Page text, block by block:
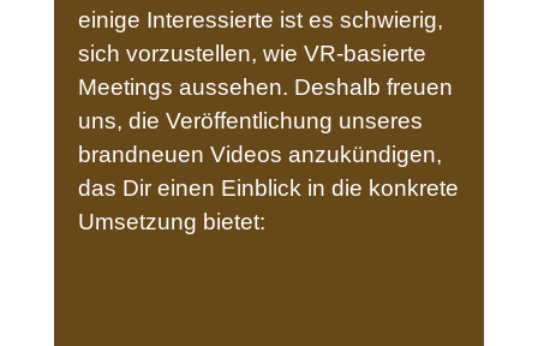
einige Interessierte ist es schwierig,
sich vorzustellen, wie VR-basierte
Meetings aussehen. Deshalb freuen
uns, die Veröffentlichung unseres
brandneuen Videos anzukündigen,
das Dir einen Einblick in die konkrete
Umsetzung bietet: